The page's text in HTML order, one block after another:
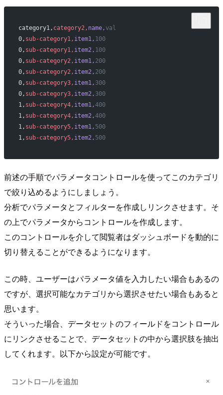
category1, category2, name, val
0, sub-category1, item1, 100
0, sub-category1, item2, 100
0, sub-category2, item1, 200
0, sub-category2, item2, 200
0, sub-category3, item1, 300
0, sub-category3, item2, 300
1, sub-category4, item1,400
1, sub-category4, item2,400
1, sub-category5, item1, 500
1, sub-category5, item2, 500
前述の手順でパラメータコントロールを使ってこのカテゴリ
で絞り込めるようにしましょう。
分析でパラメータとフィルターを作成しリンクさせます。そ
の上でパラメータからコントロールを作成します。
このコントロールを介して閲覧者はダッシュボードを動的に
切り替えることができるようになります。
この時、ユーザーはパラメータ値を入力したい場合もあるの
ですが、選択可能なカテゴリから選択させたい場合もあると
思います。
そういった場合、データセットのフィールドをコントロール
にリンクさせることで、データセットの中から選択肢を抽出
してくれます。以下から設定が可能です。